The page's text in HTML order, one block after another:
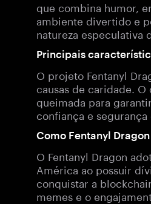
que combina humor,
ambiente divertido e
natureza especulativa
Principais
O projeto Fentanyl
causas de caridade.
queimada para
confiança e
Como Fentanyl
O Fentanyl Dragon
América ao possuir
conquistar a
memes e o